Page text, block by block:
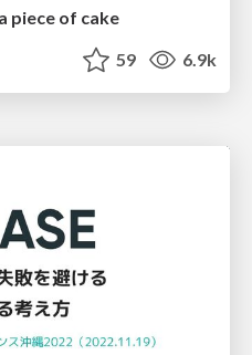
piece of cake
59 6.9k